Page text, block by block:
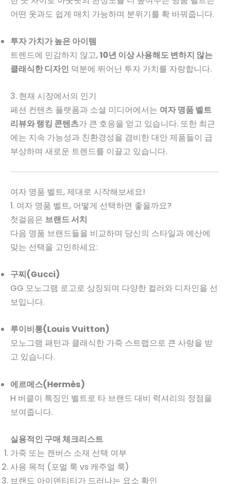
어떤 옷과도 쉽게 매치 가능하며 분위기를 확 바꿔줍니다.
투자 가치가 높은 아이템
트렌드에 민감하지 않고,10년 이상 사용해도 변하지 않는
클래식한 디자인 덕분에 뛰어난 투자 가치를 자랑합니다.
3. 현재 시장에서의 인기
페션 컨텐츠 플랫폼과 소셜 미디어에서는 여자 명품 벨트
리뷰와 랭킹 콘텐츠가 큰 호응을 얻고 있습니다. 또한 최근
에는 지속 가능성과 친환경성을 겸비한 대안 제품들이 급
부상하며 새로운 트렌드를 이끌고 있습니다.
여자 명품 벨트, 제대로 시작해보세요!
1. 여자 명품 벨트, 어떻게 선택하면 좋을까요?
첫걸음은 브랜드 서치
다음 명품 브랜드들을 비교하며 당신의 스타일과 예산에
맞는 선택을 고민하세요:
구찌(Gucci)
GG 모노그램 로고로 상징되며 다양한 컬러와 디자인을 선
보입니다.
루이비통(Louis Vuitton)
모노그램 패턴과 클래식한 가죽 스트랩으로 큰 사랑을 받
고 있습니다.
에르메스(Hermès)
H 버클이 특징인 벨트로 타 브랜드 대비 럭셔리의 정점을
보여줍니다.
실용적인 구매 체크리스트
가죽 또는 캔버스 소재 선택 여부
사용 목적 (포멀 룩 vs 캐주얼 룩)
브랜드 아이덴티티가 드러나는 요소 확인